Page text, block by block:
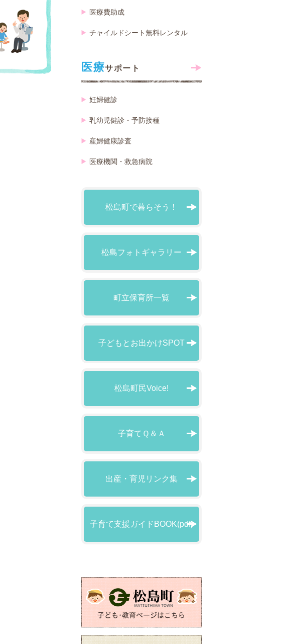
医療費助成
チャイルドシート無料レンタル
医療サポート
妊婦健診
乳幼児健診・予防接種
産婦健康診査
医療機関・救急病院
松島町で暮らそう！
松島フォトギャラリー
町立保育所一覧
子どもとお出かけSPOT
松島町民Voice!
子育てＱ＆Ａ
出産・育児リンク集
子育て支援ガイドBOOK(pdf)